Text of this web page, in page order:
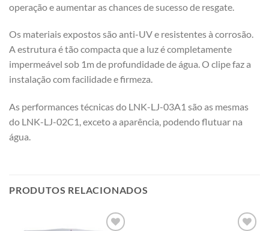
operação e aumentar as chances de sucesso de resgate.
Os materiais expostos são anti-UV e resistentes à corrosão.
A estrutura é tão compacta que a luz é completamente
impermeável sob 1m de profundidade de água. O clipe faz a
instalação com facilidade e firmeza.
As performances técnicas do LNK-LJ-03A1 são as mesmas
do LNK-LJ-02C1, exceto a aparência, podendo flutuar na
água.
PRODUTOS RELACIONADOS